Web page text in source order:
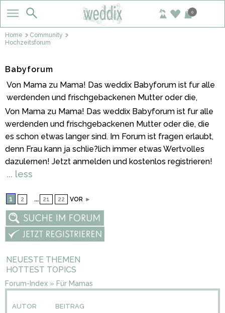
0
Home
Community
Hochzeitsforum
Babyforum
Von Mama zu Mama! Das weddix Babyforum ist fur alle
werdenden und frischgebackenen Mutter oder die,
Von Mama zu Mama! Das weddix Babyforum ist fur alle
werdenden und frischgebackenen Mutter oder die, die
es schon etwas langer sind. Im Forum ist fragen erlaubt,
denn Frau kann ja schlie?lich immer etwas Wertvolles
dazulernen! Jetzt anmelden und kostenlos registrieren!
... less
1 2 ... 21 22 VOR ►
NEUESTE THEMEN
HOTTEST TOPICS
Forum-Index » Für Mamas
AUTOR BEITRAG